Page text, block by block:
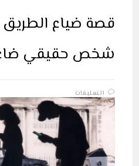
قصة ضياع
شخص حقيقي
التعليقاتقصة
ضياع
الطريق
مغلقة